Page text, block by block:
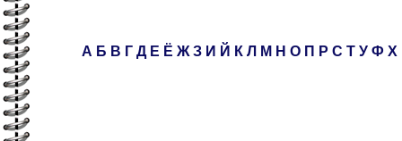
А Б В Г Д Е Ё Ж З И Й К Л М Н О П Р С Т У Ф Х